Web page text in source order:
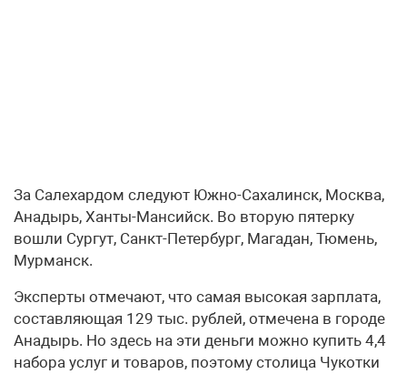
За Салехардом следуют Южно-Сахалинск, Москва,
Анадырь, Ханты-Мансийск. Во вторую пятерку
вошли Сургут, Санкт-Петербург, Магадан, Тюмень,
Мурманск.
Эксперты отмечают, что самая высокая зарплата,
составляющая 129 тыс. рублей, отмечена в городе
Анадырь. Но здесь на эти деньги можно купить 4,4
набора услуг и товаров, поэтому столица Чукотки